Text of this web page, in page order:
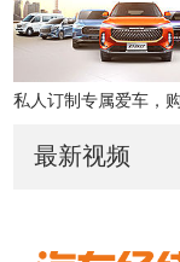
最新视频